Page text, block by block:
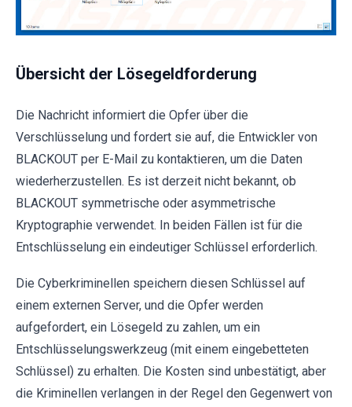
Übersicht der Lösegeldforderung
Die Nachricht informiert die Opfer über die
Verschlüsselung und fordert sie auf, die Entwickler von
BLACKOUT per E-Mail zu kontaktieren, um die Daten
wiederherzustellen. Es ist derzeit nicht bekannt, ob
BLACKOUT symmetrische oder asymmetrische
Kryptographie verwendet. In beiden Fällen ist für die
Entschlüsselung ein eindeutiger Schlüssel erforderlich.
Die Cyberkriminellen speichern diesen Schlüssel auf
einem externen Server, und die Opfer werden
aufgefordert, ein Lösegeld zu zahlen, um ein
Entschlüsselungswerkzeug (mit einem eingebetteten
Schlüssel) zu erhalten. Die Kosten sind unbestätigt, aber
die Kriminellen verlangen in der Regel den Gegenwert von